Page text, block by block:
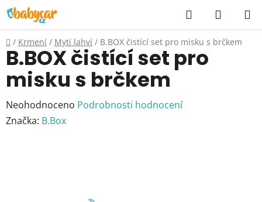
Přejít
na
obsah
Hledat
KOŠÍK
Domů
/ Krmení / Mytí lahví / B.BOX čistící set pro misku s brčkem
B.BOX čistící set pro
misku s brčkem
Průměrné
hodnocení
Neohodnoceno Podrobnosti hodnocení
Značka: B.Box